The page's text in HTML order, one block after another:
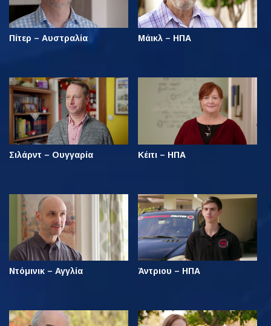
Πίτερ – Αυστραλία Μάικλ – ΗΠΑ
Σιλάρντ – Ουγγαρία Κέιτι – ΗΠΑ
Ντόμινικ – Αγγλία Άντριου – ΗΠΑ